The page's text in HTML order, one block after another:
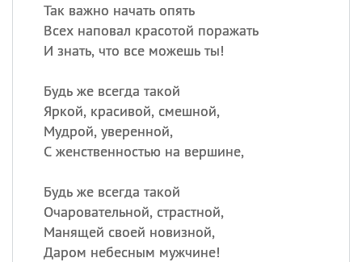
Так важно начать опять
Всех наповал красотой поражать
И знать, что все можешь ты!
Будь же всегда такой
Яркой, красивой, смешной,
Мудрой, уверенной,
С женственностью на вершине,
Будь же всегда такой
Очаровательной, страстной,
Манящей своей новизной,
Даром небесным мужчине!